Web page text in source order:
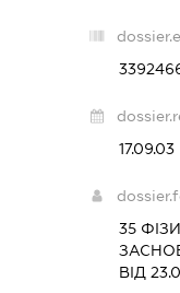
17.09.03
35
ВІД